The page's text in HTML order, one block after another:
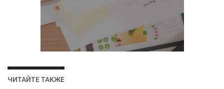
ЧИТАЙТЕ ТАКЖЕ